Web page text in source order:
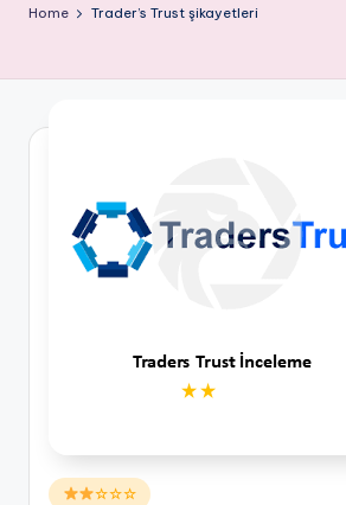
Home Trader’s Trust şikayetleri
Posted☆☆☆